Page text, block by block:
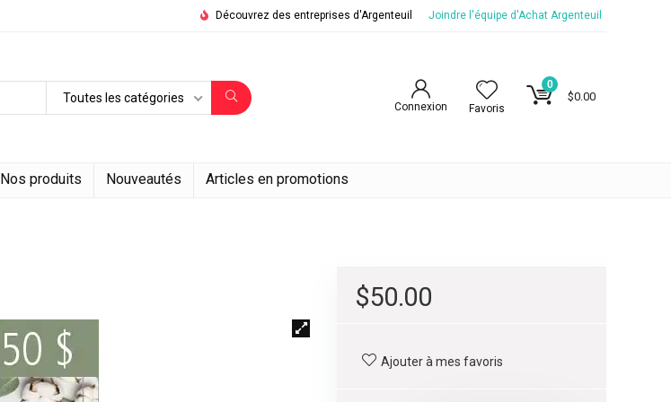
Découvrez des entreprises d'Argenteuil Joindre l'équipe d'Achat Argenteuil
Toutes les catégories
Connexion Favoris
0
$0.00
Nos produits Nouveautés Articles en promotions
$50.00
Ajouter à mes favoris